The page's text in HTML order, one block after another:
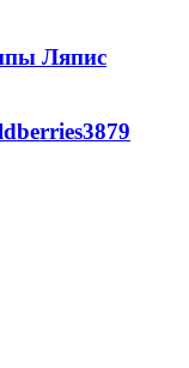
Ляпис
3879